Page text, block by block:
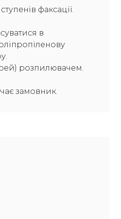
факсації.
в
розпилювачем.
замовник.